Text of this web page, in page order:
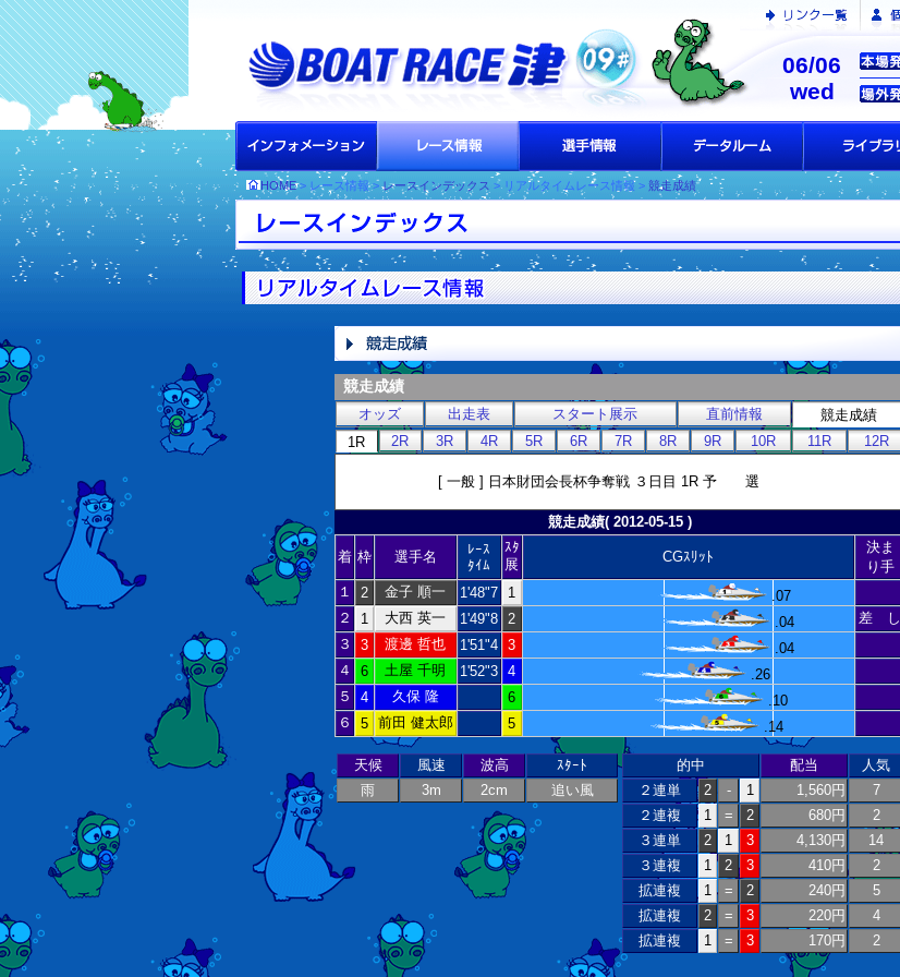
06/06
wed
HOME> レース情報 >レースインデックス > リアルタイムレース情報 > 競走成績
競走成績
オッズ 出走表 スタート展示 直前情報
競走成績
1R
2R 3R 4R 5R 6R 7R 8R 9R 10R 11R 12R
[ 一般 ] 日本財団会長杯争奪戦 ３日目 1R 予 選
競走成績( 2012-05-15 )
着 枠 選手名
ﾚｰｽ
ﾀｲﾑ
ｽﾀ
展
CGｽﾘｯﾄ
決ま
り手
１
2 金子 順一 1'48"7 1
.07
２
1 大西 英一 1'49"8 2 .04
差 し
３
3 渡邊 哲也 1'51"4 3
.04
４
6 土屋 千明 1'52"3 4
.26
５
4 久保 隆 6
.10
６
5 前田 健太郎 5 .14
天候 風速 波高
ｽﾀｰﾄ
雨
3m 2cm 追い風
的中 配当
人気
２連単
2 - 1 1,560円
7
２連複
1 = 2 680円
2
３連単
2 1 3 4,130円
14
３連複
1 2 3 410円
2
拡連複
1 = 2 240円
5
拡連複
2 = 3 220円
4
拡連複
1 = 3 170円 2